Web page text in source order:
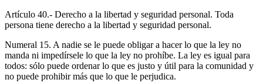
Artículo 40.- Derecho a la libertad y seguridad personal. Toda
persona tiene derecho a la libertad y seguridad personal.
Numeral 15. A nadie se le puede obligar a hacer lo que la ley no
manda ni impedírsele lo que la ley no prohíbe. La ley es igual para
todos: sólo puede ordenar lo que es justo y útil para la comunidad y
no puede prohibir más que lo que le perjudica.